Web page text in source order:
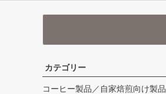
カテゴリー
コーヒー製品／自家焙煎向け製品